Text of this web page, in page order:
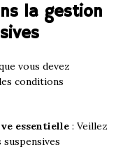
la gestion
vous devez
conditions
essentielle : Veillez